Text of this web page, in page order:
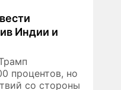
Индии и
процентов, но
со стороны